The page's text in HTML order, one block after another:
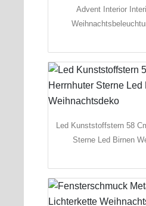
Advent Interior
Led Kunststoffstern 58
Sterne Led Birnen